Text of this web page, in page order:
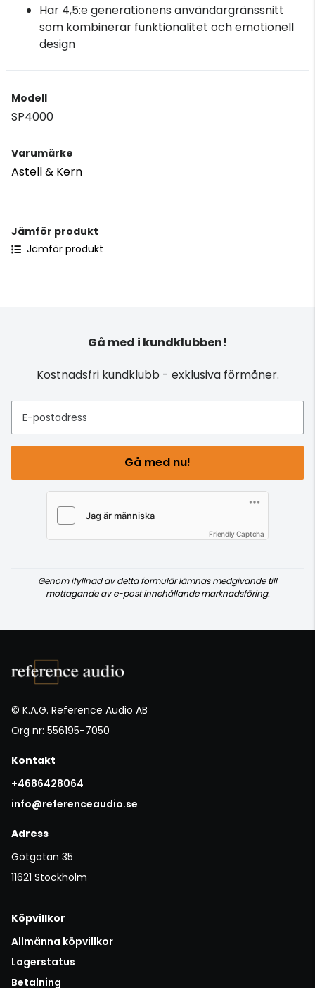
Har 4,5:e generationens användargränssnitt
som kombinerar funktionalitet och emotionell
design
Modell
SP4000
Varumärke
Astell & Kern
Jämför produkt
Jämför produkt
Gå med i kundklubben!
Kostnadsfri kundklubb - exklusiva förmåner.
E-postadress
Gå med nu!
Friendly Captcha
Genom ifyllnad av detta formulär lämnas medgivande till
mottagande av e-post innehållande marknadsföring.
© K.A.G. Reference Audio AB
Org nr: 556195-7050
Kontakt
+4686428064
info@referenceaudio.se
Adress
Götgatan 35
11621 Stockholm
Köpvillkor
Allmänna köpvillkor
Lagerstatus
Betalning